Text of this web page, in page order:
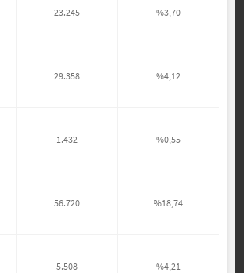
23.245 %3,70
29.358 %4,12
1.432 %0,55
56.720 %18,74
5.508 %4,21